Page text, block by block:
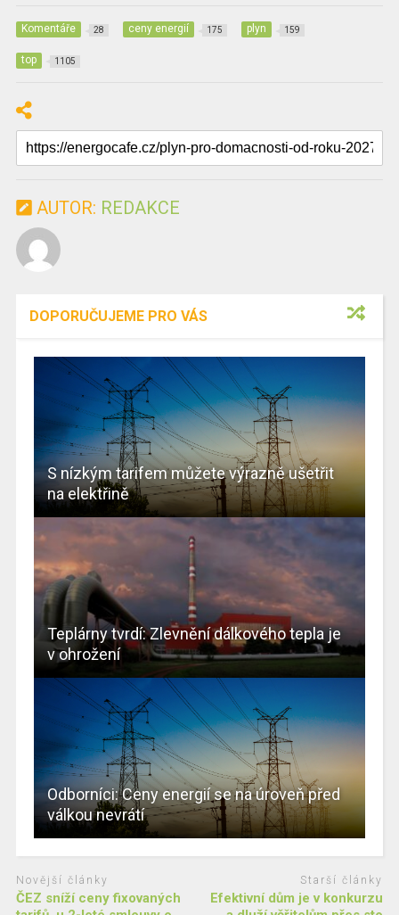
Komentáře 28 ceny energií 175 plyn 159
top 1105
AUTOR: REDAKCE
DOPORUČUJEME PRO VÁS
S nízkým tarifem můžete výrazně ušetřit
na elektřině
Teplárny tvrdí: Zlevnění dálkového tepla je
v ohrožení
Odborníci: Ceny energií se na úroveň před
válkou nevrátí
Novější články
ČEZ sníží ceny fixovaných
Starší články
Efektivní dům je v konkurzu